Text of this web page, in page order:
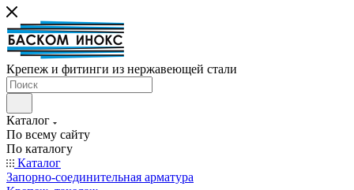
Крепеж и фитинги из нержавеющей стали
Каталог
По всему сайту
По каталогу
Каталог
Запорно-соединительная арматура